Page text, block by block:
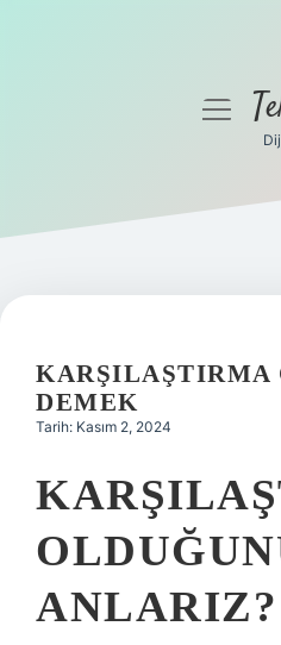
Gizlilik Politikası
Yasal Uyarı
menüyü
KARŞILAŞTIRMA
DEMEK
Tarih: Kasım 2, 2024
ANLARIZ?